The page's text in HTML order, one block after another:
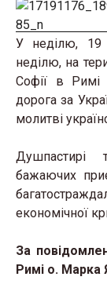
У неділю, 19
неділю, на
Софії в Римі
дорога за
молитві
Душпастирі
бажаючих
економічної
За
Римі о. Марка